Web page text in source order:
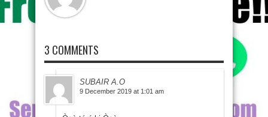
3 COMMENTS
SUBAIR A.O
9 December 2019 at 1:01 am